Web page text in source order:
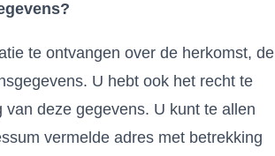
te ontvangen over de herkomst, de
U hebt ook het recht te
deze gegevens. U kunt te allen
vermelde adres met betrekking